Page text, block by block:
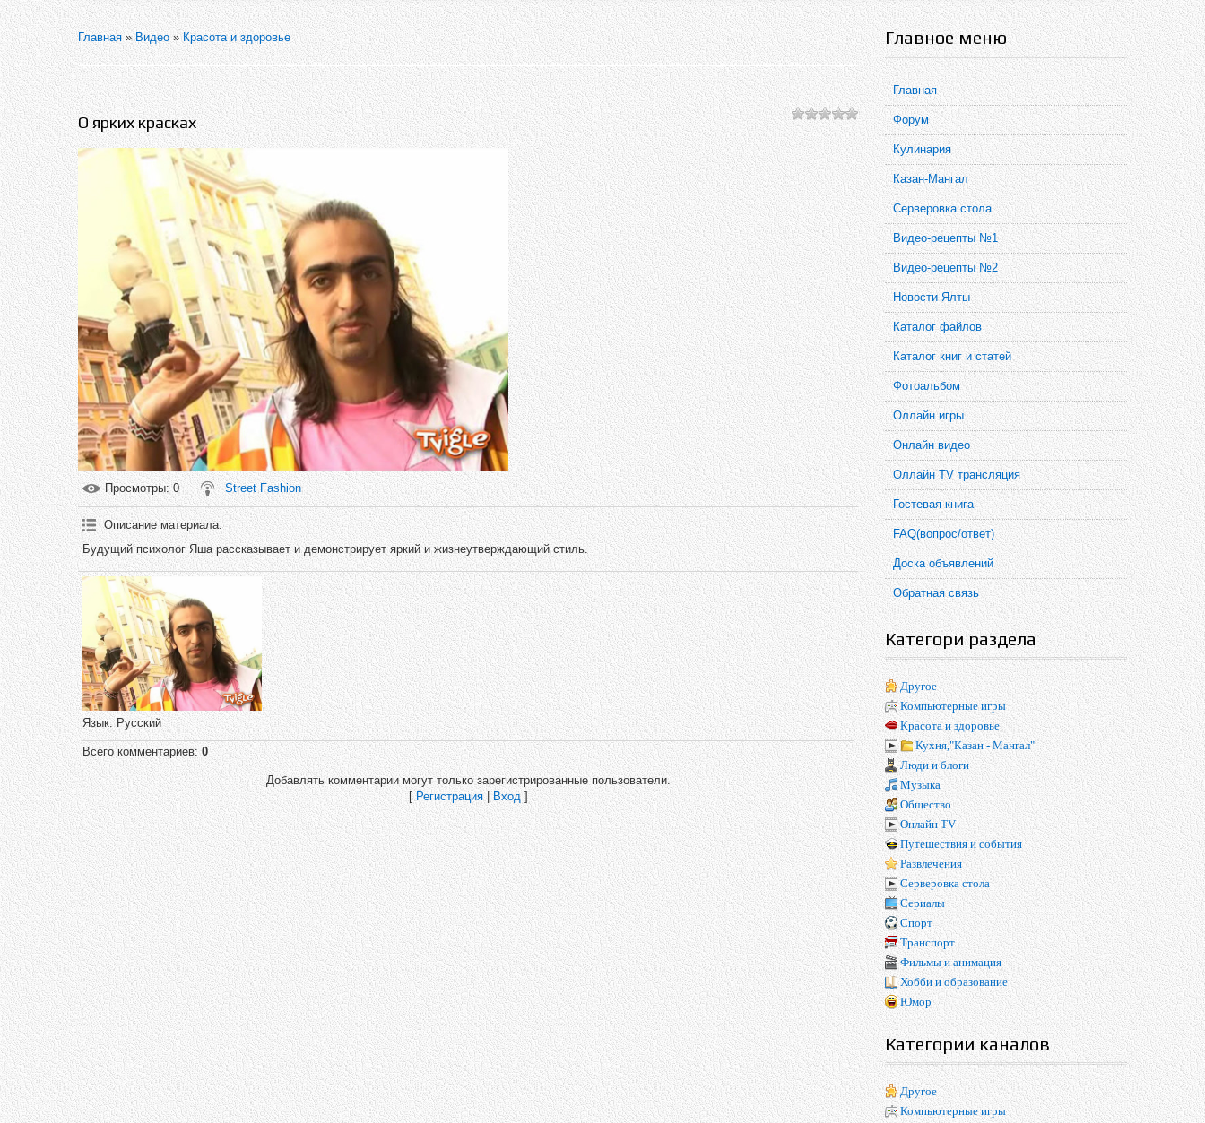
Главная»Видео»Красота и здоровье
О ярких красках
Просмотры: 0 Street Fashion
Описание материала:
Будущий психолог Яша рассказывает и демонстрирует яркий и жизнеутверждающий стиль.
Язык: Русский
Всего комментариев:0
Добавлять комментарии могут только зарегистрированные пользователи.
[Регистрация|Вход]
Главное меню
Главная
Форум
Кулинария
Казан-Мангал
Серверовка стола
Видео-рецепты №1
Видео-рецепты №2
Новости Ялты
Каталог файлов
Каталог книг и статей
Фотоальбом
Оллайн игры
Онлайн видео
Оллайн TV трансляция
Гостевая книга
FAQ(вопрос/ответ)
Доска объявлений
Обратная связь
Категори раздела
Другое
Компьютерные игры
Красота и здоровье
Кухня,"Казан - Мангал"
Люди и блоги
Музыка
Общество
Онлайн TV
Путешествия и события
Развлечения
Серверовка стола
Сериалы
Спорт
Транспорт
Фильмы и анимация
Хобби и образование
Юмор
Категории каналов
Другое
Компьютерные игры